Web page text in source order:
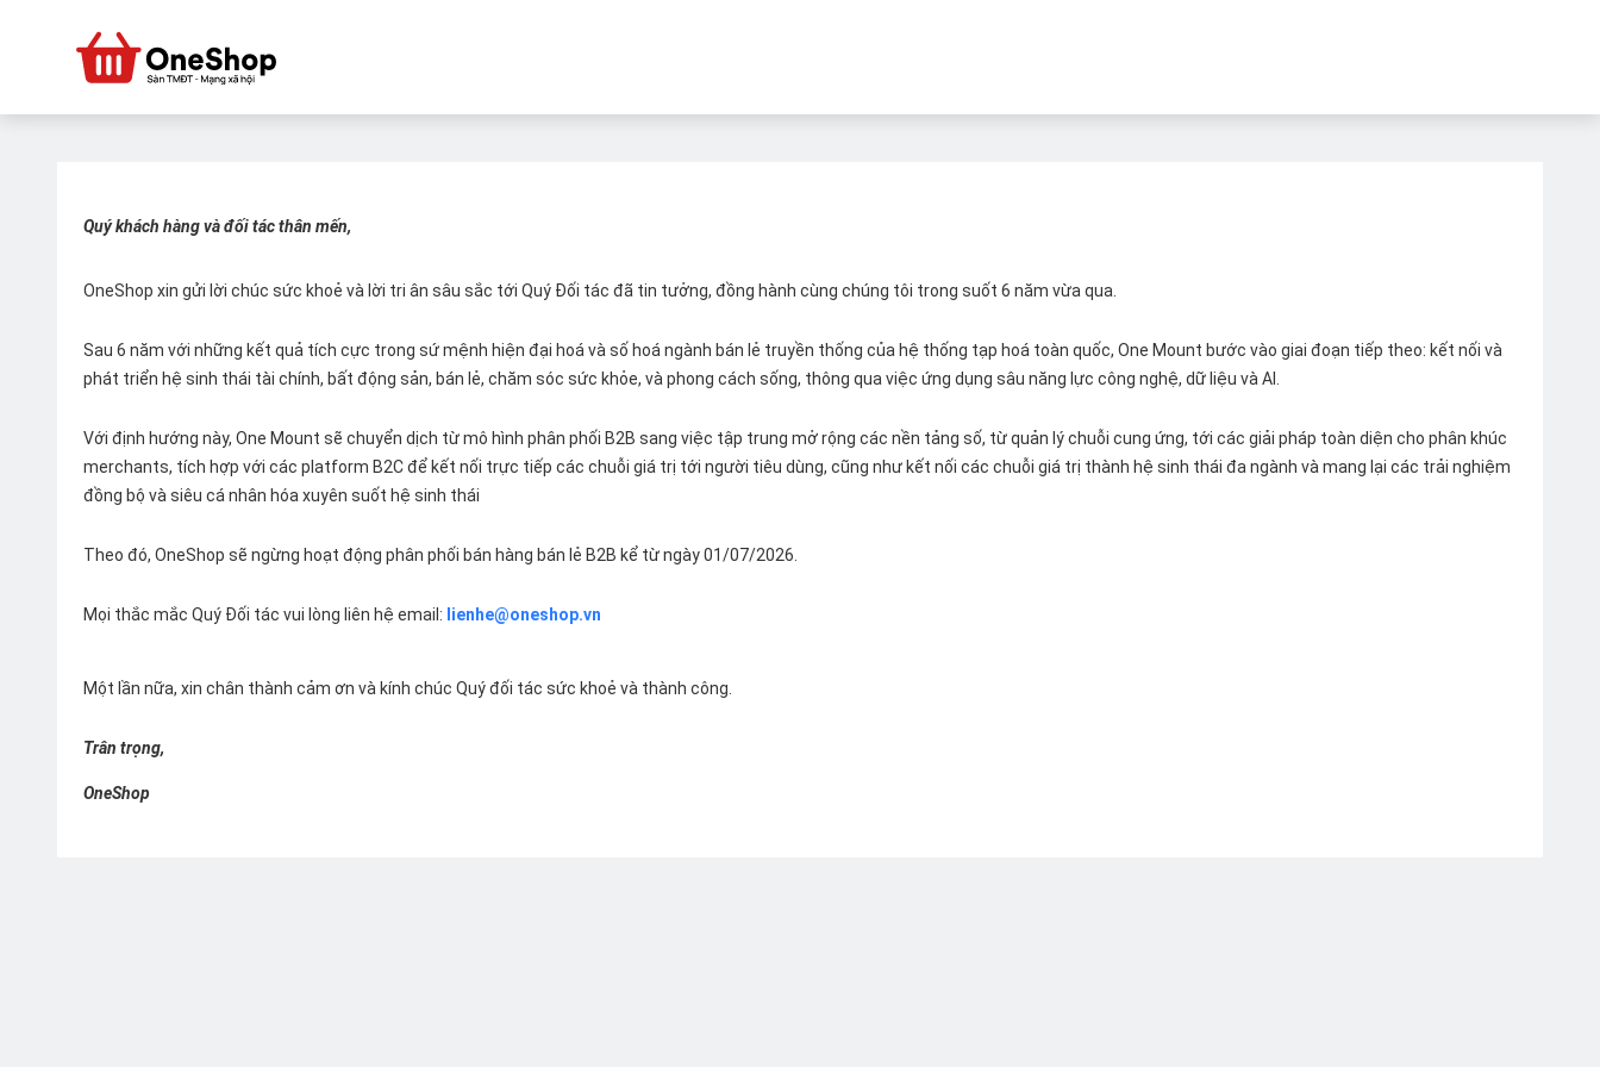
Quý khách hàng và đối tác thân mến,
OneShop xin gửi lời chúc sức khoẻ và lời tri ân sâu sắc tới Quý Đối tác đã tin tưởng, đồng hành cùng chúng tôi trong suốt 6 năm vừa qua.
Sau 6 năm với những kết quả tích cực trong sứ mệnh hiện đại hoá và số hoá ngành bán lẻ truyền thống của hệ thống tạp hoá toàn quốc, One Mount bước vào giai đoạn tiếp theo: kết nối và
phát triển hệ sinh thái tài chính, bất động sản, bán lẻ, chăm sóc sức khỏe, và phong cách sống, thông qua việc ứng dụng sâu năng lực công nghệ, dữ liệu và AI.
Với định hướng này, One Mount sẽ chuyển dịch từ mô hình phân phối B2B sang việc tập trung mở rộng các nền tảng số, từ quản lý chuỗi cung ứng, tới các giải pháp toàn diện cho phân khúc
merchants, tích hợp với các platform B2C để kết nối trực tiếp các chuỗi giá trị tới người tiêu dùng, cũng như kết nối các chuỗi giá trị thành hệ sinh thái đa ngành và mang lại các trải nghiệm
đồng bộ và siêu cá nhân hóa xuyên suốt hệ sinh thái
Theo đó, OneShop sẽ ngừng hoạt động phân phối bán hàng bán lẻ B2B kể từ ngày 01/07/2026.
Mọi thắc mắc Quý Đối tác vui lòng liên hệ email: lienhe@oneshop.vn
Một lần nữa, xin chân thành cảm ơn và kính chúc Quý đối tác sức khoẻ và thành công.
Trân trọng,
OneShop